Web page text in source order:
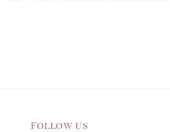
Follow us